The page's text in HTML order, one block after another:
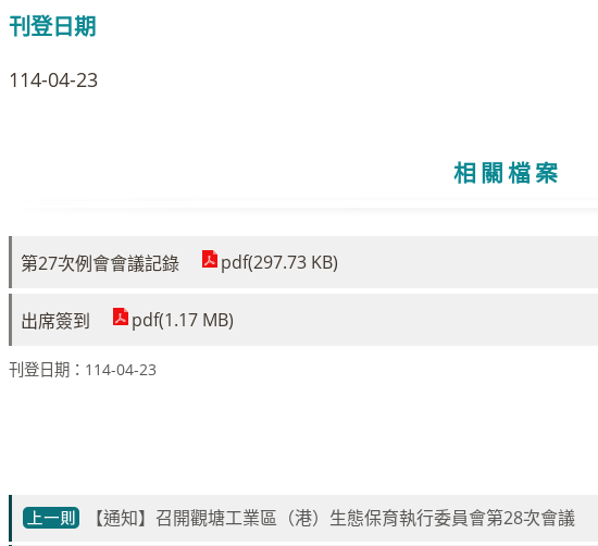
刊登日期
114-04-23
相關檔案
第27次例會會議記錄 pdf(297.73 KB)
出席簽到 pdf(1.17 MB)
刊登日期：114-04-23
【通知】召開觀塘工業區（港）生態保育執行委員會第28次會議